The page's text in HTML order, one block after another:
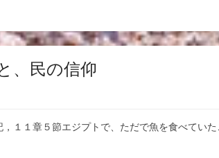
、民の信仰
，１１章５節エジプトで、ただで魚を食べてい